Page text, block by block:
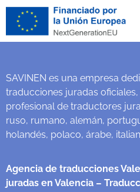
SAVINEN es una empresa
traducciones juradas
profesional de traductores
ruso, rumano, alemán,
holandés, polaco, árabe,
Agencia de traducciones
juradas en Valencia –